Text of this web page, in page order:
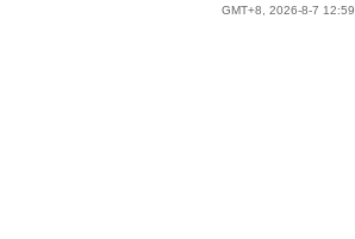
GMT+8, 2026-8-7 12:59